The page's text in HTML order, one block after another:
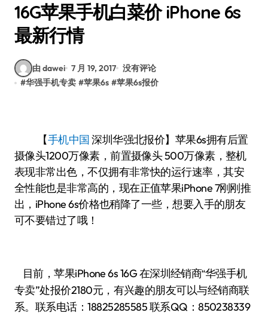
16G苹果手机白菜价 iPhone 6s
最新行情
由 dawei 7 月 19, 2017 没有评论
#华强手机专卖 #苹果6s #苹果6s报价
【手机中国深圳华强北报价】苹果6s拥有后置
摄像头1200万像素，前置摄像头 500万像素，整机
表现非常出色，不仅拥有非常快的运行速率，其安
全性能也是非常高的，现在正值苹果iPhone 7刚刚推
出，iPhone 6s价格也稍降了一些，想要入手的朋友
可不要错过了哦！
目前，苹果iPhone 6s 16G 在深圳经销商“华强手机
专卖”处报价2180元， 有兴趣的朋友可以与经销商联
系。联系电话：18825285585联系QQ：850238339